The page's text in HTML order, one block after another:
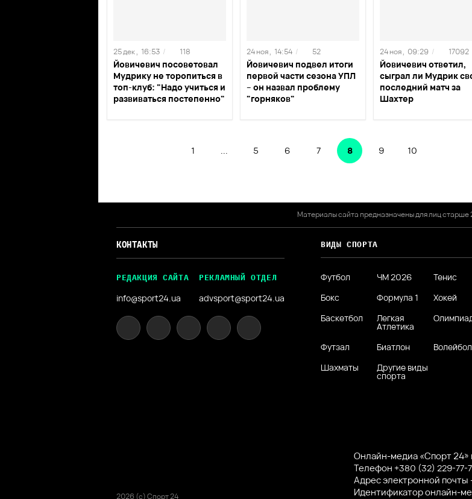
Йовичевич посоветовал
Мудрику не торопиться в
топ-клуб: "Надо учиться и
развиваться постепенно"
25 дек , 16:53 / 118
Йовичевич подвел итоги
первой части сезона УПЛ
– он назвал проблему
"горняков"
24 ноя , 14:54 / 52
Йовичевич ответил,
сыграл ли Мудрик
последний матч за
Шахтер
24 ноя , 09:29 / 17092
1 5 6 7 8 9 10
Материалы сайта предназначены для лиц старше
КОНТАКТЫ
РЕДАКЦИЯ САЙТА
info@sport24.ua
РЕКЛАМНЫЙ ОТДЕЛ
advsport@sport24.ua
ВИДЫ СПОРТА
Футбол ЧМ 2026
Тенис
Бокс
Формула 1
Хокей
Баскетбол
Легкая
Атлетика
Футзал Биатлон
Волейбол
Шахматы
Другие виды
спорта
2026 (с) Спорт 24
Онлайн-медиа «Спорт 24»
Телефон+380 (32) 229-77-
Адрес электронной почты
Идентификатор онлайн-